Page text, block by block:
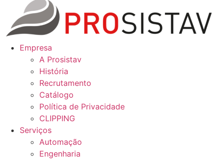
Empresa
A Prosistav
História
Recrutamento
Catálogo
Política de Privacidade
CLIPPING
Serviços
Automação
Engenharia